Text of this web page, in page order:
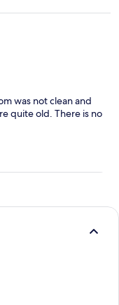
was not clean and
quite old. There is no